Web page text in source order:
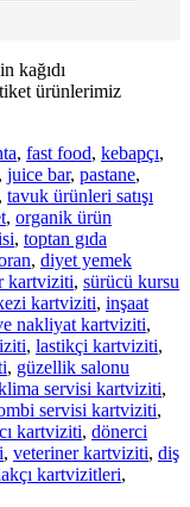
kağıdı
ürünlerimiz
, fast food, kebapçı,
, juice bar, pastane,
, tavuk ürünleri satışı
, organik ürün
, toptan gıda
, diyet yemek
kartviziti, sürücü kursu
kartviziti, inşaat
nakliyat kartviziti,
, lastikçi kartviziti,
, güzellik salonu
servisi kartviziti,
servisi kartviziti,
kartviziti, dönerci
, veteriner kartviziti, diş
kartvizitleri,